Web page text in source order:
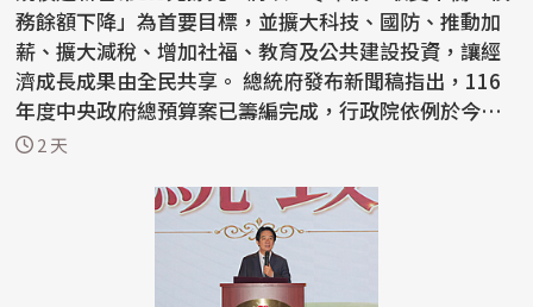
務餘額下降」為首要目標，並擴大科技、國防、推動加
薪、擴大減稅、增加社福、教育及公共建設投資，讓經
濟成長成果由全民共享。 總統府發布新聞稿指出，116
年度中央政府總預算案已籌編完成，行政院依例於今天
下午...
2 天